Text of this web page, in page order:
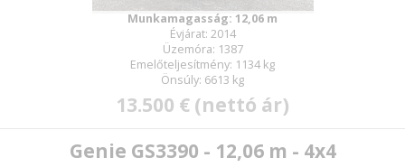
Munkamagasság: 12,06 m
Évjárat: 2014
Üzemóra: 1387
Emelőteljesítmény: 1134 kg
Önsúly: 6613 kg
13.500 € (nettó ár)
Genie GS3390 - 12,06 m - 4x4